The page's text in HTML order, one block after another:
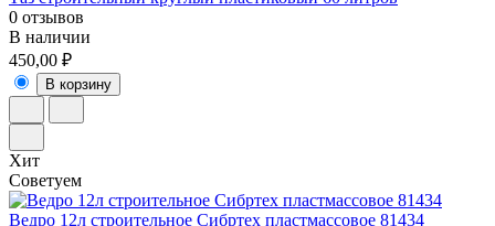
0 отзывов
В наличии
450,00 ₽
В корзину
Хит
Советуем
Ведро 12л строительное Сибртех пластмассовое 81434